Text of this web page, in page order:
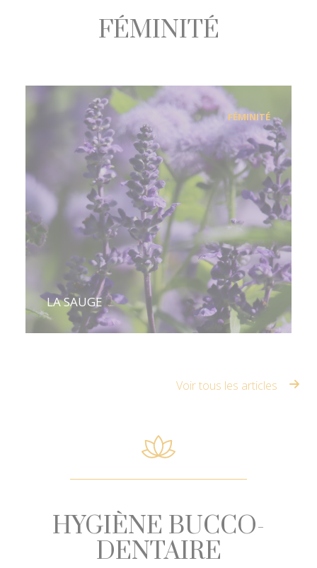
FÉMINITÉ
FÉMINITÉ
LA SAUGE
Voir tous les articles
HYGIÈNE BUCCO-
DENTAIRE